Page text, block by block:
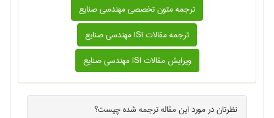
ترجمه متون تخصصی مهندسی صنايع
ترجمه مقالات ISI مهندسی صنايع
ویرایش مقالات ISI مهندسی صنايع
نظرتان در مورد اینمقاله ترجمه شدهچیست؟